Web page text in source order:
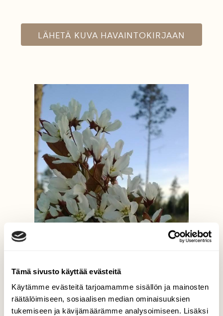
Tämä sivusto käyttää evästeitä
Käytämme evästeitä tarjoamamme sisällön ja mainosten
räätälöimiseen, sosiaalisen median ominaisuuksien
tukemiseen ja kävijämäärämme analysoimiseen. Lisäksi
LÄHETÄ KUVA HAVAINTOKIRJAAN